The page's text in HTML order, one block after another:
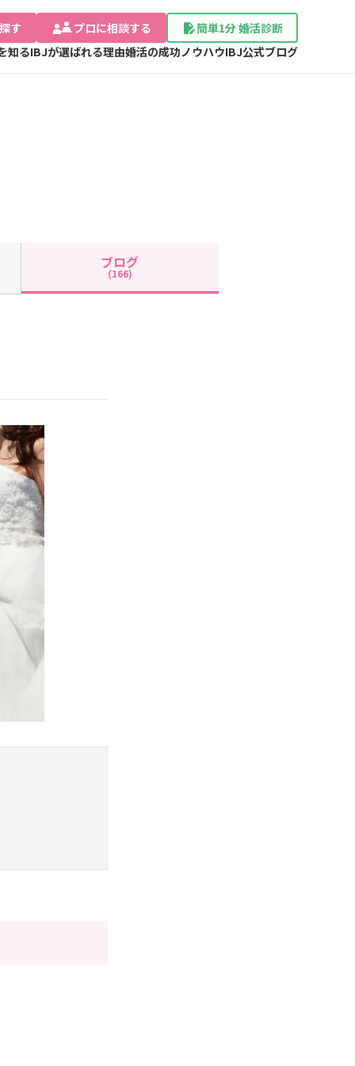
す プロに相談する
簡単1分 婚活診断
知るIBJが選ばれる理由婚活の成功ノウハウIBJ公式ブログ
ブログ
(166)